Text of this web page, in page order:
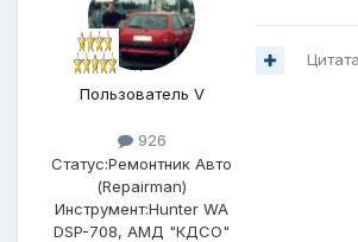
Пользователь V
926
Статус:Ремонтник Авто
(Repairman)
Инструмент:Hunter WA
DSP-708, AMД "КДСО"
Цитата